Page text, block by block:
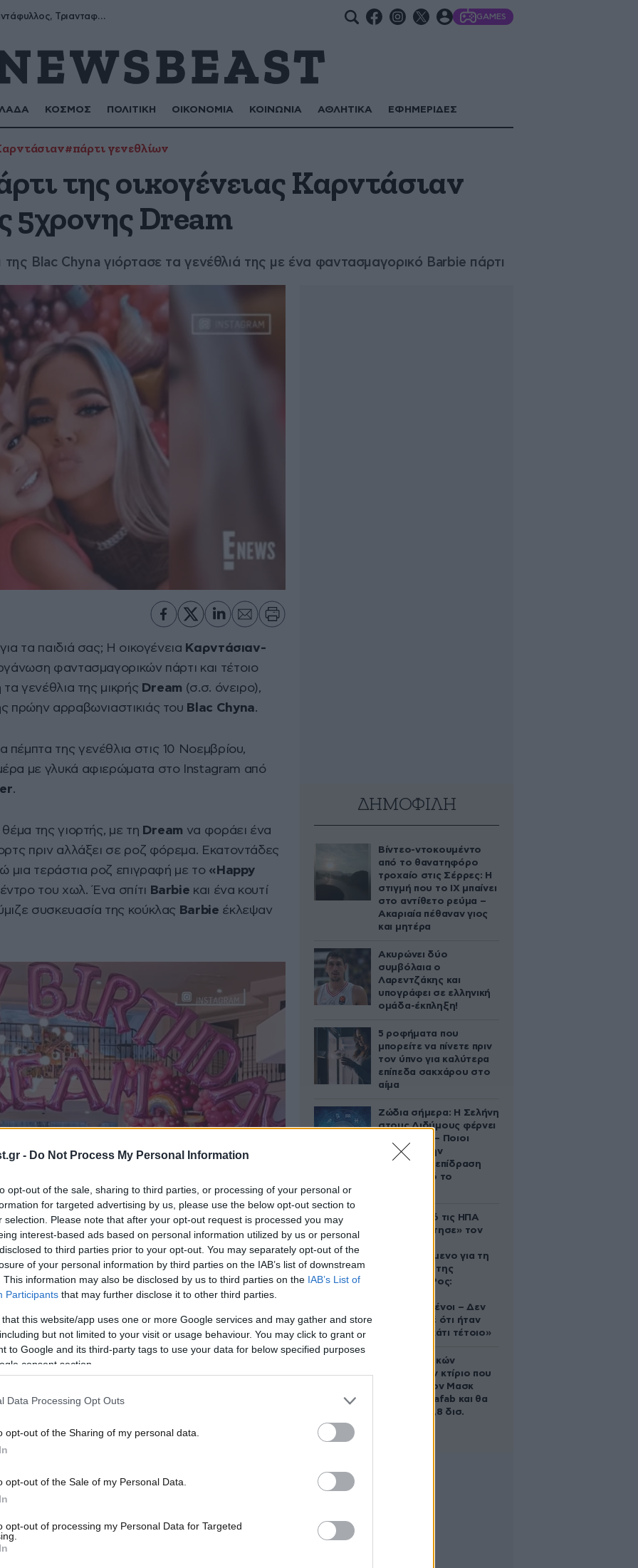
- Do Not Process My Personal Information
opt-out of the sale, sharing to third parties, or processing of your personal or
for targeted advertising by us, please use the below opt-out section to
selection. Please note that after your opt-out request is processed you may
interest-based ads based on personal information utilized by us or personal
to third parties prior to your opt-out. You may separately opt-out of the
of your personal information by third parties on the IAB’s list of downstream
This information may also be disclosed by us to third parties on the IAB’s List of
Participants that may further disclose it to other third parties.
that this website/app uses one or more Google services and may gather and store
but not limited to your visit or usage behaviour. You may click to grant or
to Google and its third-party tags to use your data for below specified purposes
consent section.
Data Processing Opt Outs
opt-out of the Sharing of my personal data.
opt-out of the Sale of my Personal Data.
opt-out of processing my Personal Data for Targeted
Μύρων, Τριαντάφυλλος, Τριανταφυλλιά, Φυλλιώ, Ρόζα GAMES
ΚΟΣΜΟΣ ΠΟΛΙΤΙΚΗ ΟΙΚΟΝΟΜΙΑ ΚΟΙΝΩΝΙΑ ΑΘΛΗΤΙΚΑ ΕΦΗΜΕΡΙΔΕΣ
#πάρτι γενεθλίων
της οικογένειας Καρντάσιαν
5χρονης Dream
Blac Chyna γιόρτασε τα γενέθλιά της με ένα φαντασμαγορικό Barbie πάρτι
τα παιδιά σας; Η οικογένεια Καρντάσιαν-
φαντασμαγορικών πάρτι και τέτοιο
γενέθλια της μικρής Dream (σ.σ. όνειρο),
πρώην αρραβωνιαστικιάς του Blac Chyna.
πέμπτα της γενέθλια στις 10 Νοεμβρίου,
με γλυκά αφιερώματα στο Instagram από
.
της γιορτής, με τη Dream να φοράει ένα
πριν αλλάξει σε ροζ φόρεμα. Εκατοντάδες
μια τεράστια ροζ επιγραφή με το «Happy
του χωλ. Ένα σπίτι Barbie και ένα κουτί
συσκευασία της κούκλας Barbie έκλεψαν
«όνειρο», ενώ την έδειχνε στους followers
ΔΗΜΟΦΙΛΗ
Βίντεο-ντοκουμέντο
από το θανατηφόρο
τροχαίο στις Σέρρες: Η
στιγμή που το ΙΧ μπαίνει
στο αντίθετο ρεύμα –
Ακαριαία πέθαναν γιος
και μητέρα
Ακυρώνει δύο
συμβόλαια ο
Λαρεντζάκης και
υπογράφει σε ελληνική
ομάδα-έκπληξη!
5 ροφήματα που
μπορείτε να πίνετε πριν
τον ύπνο για καλύτερα
επίπεδα σακχάρου στο
αίμα
Ζώδια σήμερα: Η Σελήνη
στους Διδύμους φέρνει
ανατροπές – Ποιοι
δέχονται την
ευεργετική επίδραση
του Δία από το
Ζευγάρι από τις ΗΠΑ
που «υιοθέτησε» τον
κατηγορούμενο για τη
δολοφονία της
Ελίζαμπεθ Ρος:
συντετριμμένοι – Δεν
έδειξε ποτέ ότι ήταν
ικανός για κάτι τέτοιο»
Το φαραωνικών
διαστάσεων κτίριο που
χτίζει ο Έλον Μασκ
λέγεται Terafab και θα
κοστίσει 16,8 δισ.